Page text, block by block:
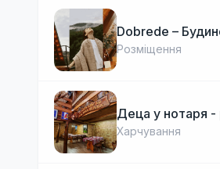
Dobrede –
Розміщення
Деца у нотаря -
Харчування